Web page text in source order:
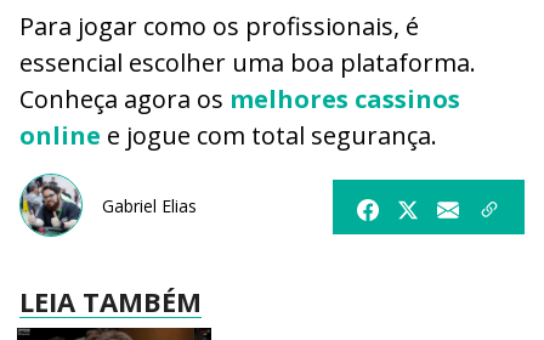
Para jogar como os profissionais, é
essencial escolher uma boa plataforma.
Conheça agora os melhores cassinos
online e jogue com total segurança.
Gabriel Elias
LEIA TAMBÉM